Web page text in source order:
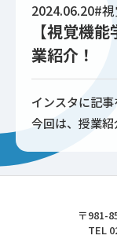
2024.06.20#
【視覚機
業紹介！
インスタに記事
今回は、授業紹
東
〒981-
TEL